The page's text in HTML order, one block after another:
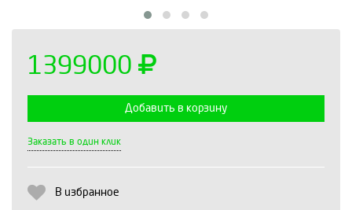
1399000
Добавить в корзину
Заказать в один клик
В избранное